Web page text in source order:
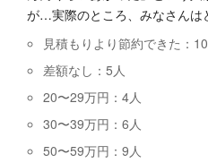
が…実際のところ、みなさんは
見積もりより節約できた：
差額なし：5人
20〜29万円：4人
30〜39万円：6人
50〜59万円：9人